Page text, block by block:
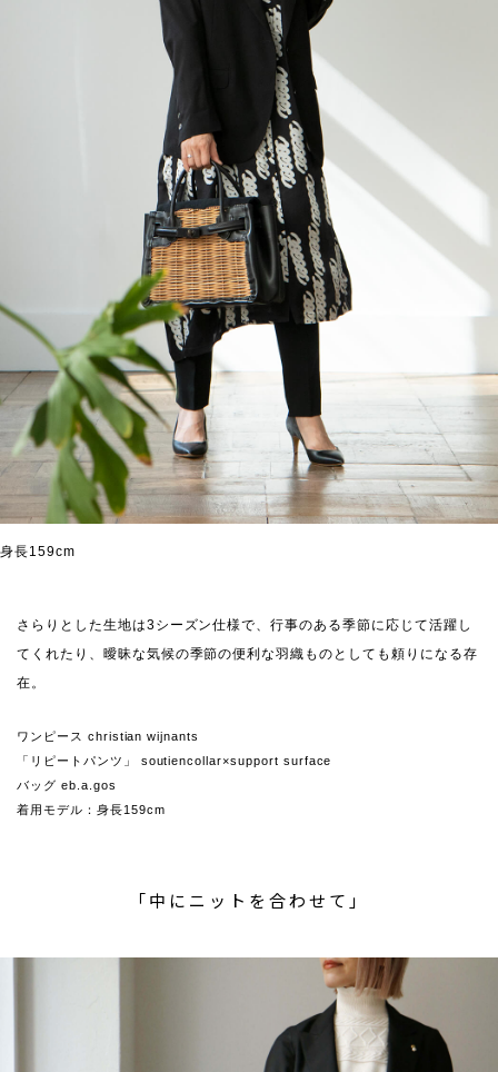
身長159cm
さらりとした生地は3シーズン仕様で、行事のある季節に応じて活躍し
てくれたり、曖昧な気候の季節の便利な羽織ものとしても頼りになる存
在。
ワンピース christian wijnants
「リピートパンツ」 soutiencollar×support surface
バッグ eb.a.gos
着用モデル：身長159cm
「中にニットを合わせて」